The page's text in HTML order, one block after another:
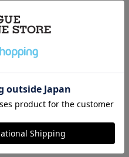
注目！タオルマフラーは応援